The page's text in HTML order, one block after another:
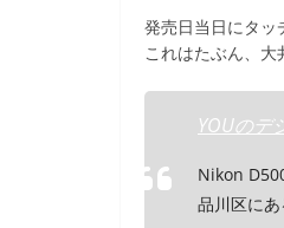
発売日当日にタッ
これはたぶん、
YOUの
Nikon
品川区に